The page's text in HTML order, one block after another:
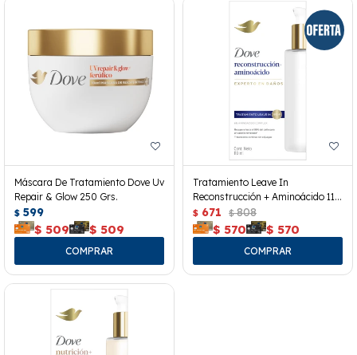
Máscara De Tratamiento Dove Uv
Repair & Glow 250 Grs.
$ 599
$ 509 $ 509
Tratamiento Leave In
Reconstrucción + Aminoácido 110
Ml.
$ 671 $ 808
$ 570 $ 570